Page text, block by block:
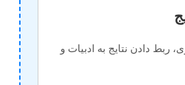
ربط دادن نتایج به ادبیات و